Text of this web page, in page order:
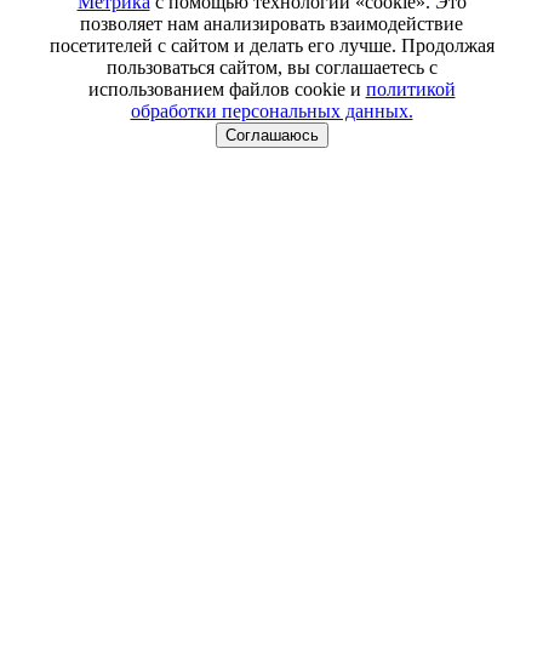
позволяет нам анализировать взаимодействие
посетителей с сайтом и делать его лучше. Продолжая
пользоваться сайтом, вы соглашаетесь с
использованием файлов cookie и политикой
обработки персональных данных.
Соглашаюсь